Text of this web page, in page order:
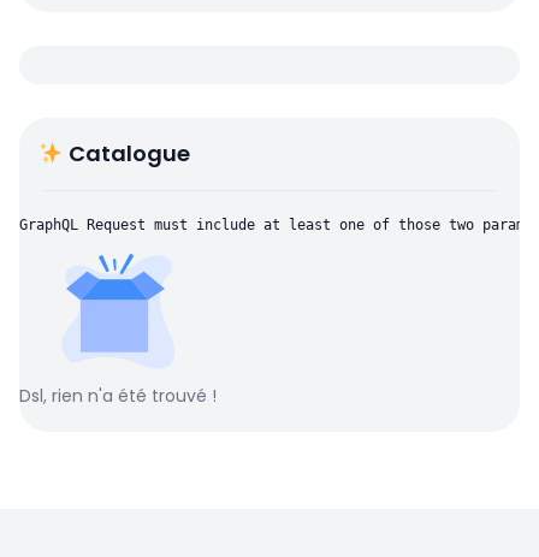
Catalogue
GraphQL Request must include at least one of those two
Dsl, rien n'a été trouvé !